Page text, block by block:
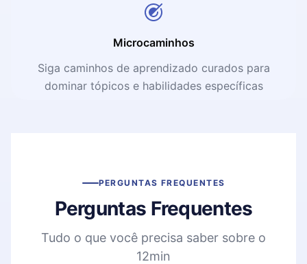
Microcaminhos
Siga caminhos de aprendizado curados para
dominar tópicos e habilidades específicas
PERGUNTAS FREQUENTES
Perguntas Frequentes
Tudo o que você precisa saber sobre o
12min